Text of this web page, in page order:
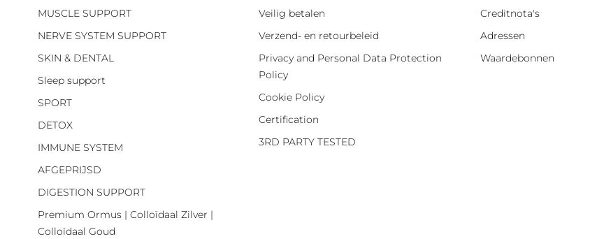
MUSCLE SUPPORT
NERVE SYSTEM SUPPORT
SKIN & DENTAL
Sleep support
SPORT
DETOX
IMMUNE SYSTEM
AFGEPRIJSD
DIGESTION SUPPORT
Premium Ormus | Colloïdaal Zilver |
Colloïdaal Goud
Veilig betalen
Verzend- en retourbeleid
Privacy and Personal Data Protection
Policy
Cookie Policy
Certification
3RD PARTY TESTED
Creditnota's
Adressen
Waardebonnen